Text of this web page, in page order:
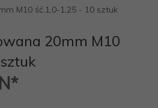
M10 ść.1,0-1,25 - 10 sztuk
20mm M10